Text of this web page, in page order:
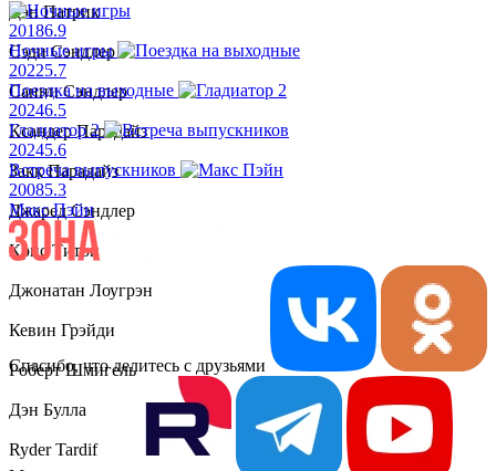
Дэн Патрик
Сэди Сэндлер
Санни Сэндлер
Ксандер Парадайз
Закк Парадайз
Джаред Сэндлер
Крис Титон
Джонатан Лоугрэн
Кевин Грэйди
Роберт Шмигель
Дэн Булла
Ryder Tardif
20186.9
Ночные игры
20225.7
Поездка на выходные
20246.5
Гладиатор 2
20245.6
Встреча выпускников
20085.3
Макс Пэйн
Спасибо, что делитесь с друзьями